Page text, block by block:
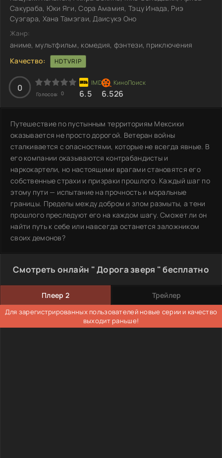
Сакураба, Юки Яги, Сора Амамия, Тэцу Инада, Риэ
Суэгара, Хана Тамэгаи, Даисукэ Оно
Жанр:
аниме, мультфильм, комедия, фэнтези, приключения
Качество:
HDTVRIP
0
Голосов: 0 6.5 6.526
Путешествие по пустынным территориям Мексики
оказывается не просто дорогой. Ветеран войны
сталкивается с опасностями, которые не всегда явные. В
его компании оказываются контрабандисты и
наркокартели, но настоящими врагами становятся его
собственные страхи и призраки прошлого. Каждый шаг по
этому пути — испытание на прочность и моральные
границы. Пределы между добром и злом размыты, а тени
прошлого преследуют его на каждом шагу. Сможет ли он
найти путь к себе или навсегда останется заложником
своих демонов?
Смотреть онлайн " Дорога зверя " бесплатно
Плеер 2 Трейлер
Для зарегистрированных пользователей новые серии и качество
выходит раньше!